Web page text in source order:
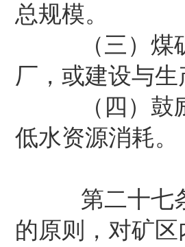
总规模。
（三）煤矿
厂，或建设与
（四）鼓励
低水资源消耗。
第二十七条
的原则，对矿